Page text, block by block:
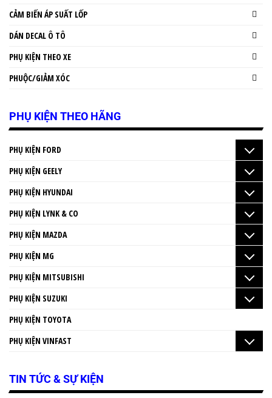
CẢM BIẾN ÁP SUẤT LỐP
DÁN DECAL Ô TÔ
PHỤ KIỆN THEO XE
PHUỘC/GIẢM XÓC
PHỤ KIỆN THEO HÃNG
PHỤ KIỆN FORD
PHỤ KIỆN GEELY
PHỤ KIỆN HYUNDAI
PHỤ KIỆN LYNK & CO
PHỤ KIỆN MAZDA
PHỤ KIỆN MG
PHỤ KIỆN MITSUBISHI
PHỤ KIỆN SUZUKI
PHỤ KIỆN TOYOTA
PHỤ KIỆN VINFAST
TIN TỨC & SỰ KIỆN